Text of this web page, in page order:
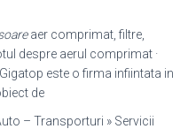
aer comprimat, filtre,
despre aerul comprimat ·
este o firma infiintata in
de
– Transporturi » Servicii